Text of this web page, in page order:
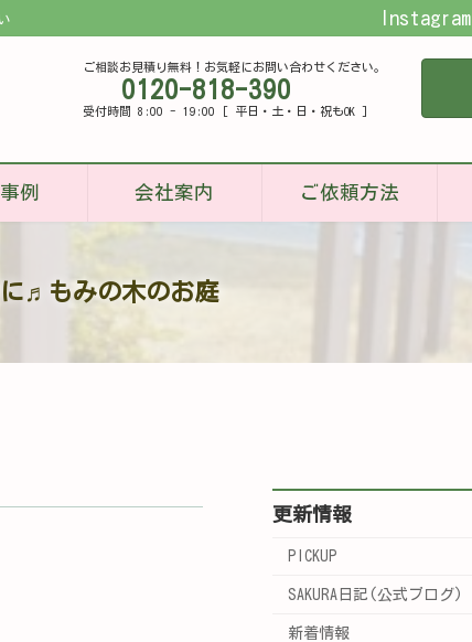
Instagram
ご相談お見積り無料！お気軽にお問い合わせください。
0120-818-390
受付時間 8:00 - 19:00 [ 平日・土・日・祝もOK ]
例 会社案内 ご依頼方法
♬もみの木のお庭
更新情報
PICKUP
SAKURA日記(公式ブログ)
新着情報